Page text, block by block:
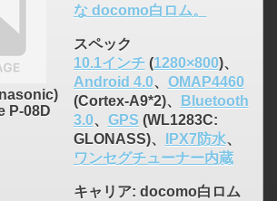
P-08D
な docomo白ロム。
スペック
10.1インチ(1280×800)、
Android 4.0、 OMAP4460
(Cortex-A9*2)、
Bluetooth
3.0、 GPS (WL1283C:
GLONASS)、
IPX7防水、
ワンセグチューナー内蔵
キャリア: docomo白ロム